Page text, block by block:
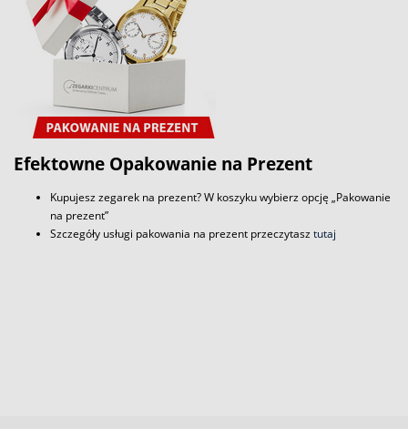
Efektowne Opakowanie na Prezent
Kupujesz zegarek na prezent? W koszyku wybierz opcję „Pakowanie
na prezent”
Szczegóły usługi pakowania na prezent przeczytasztutaj